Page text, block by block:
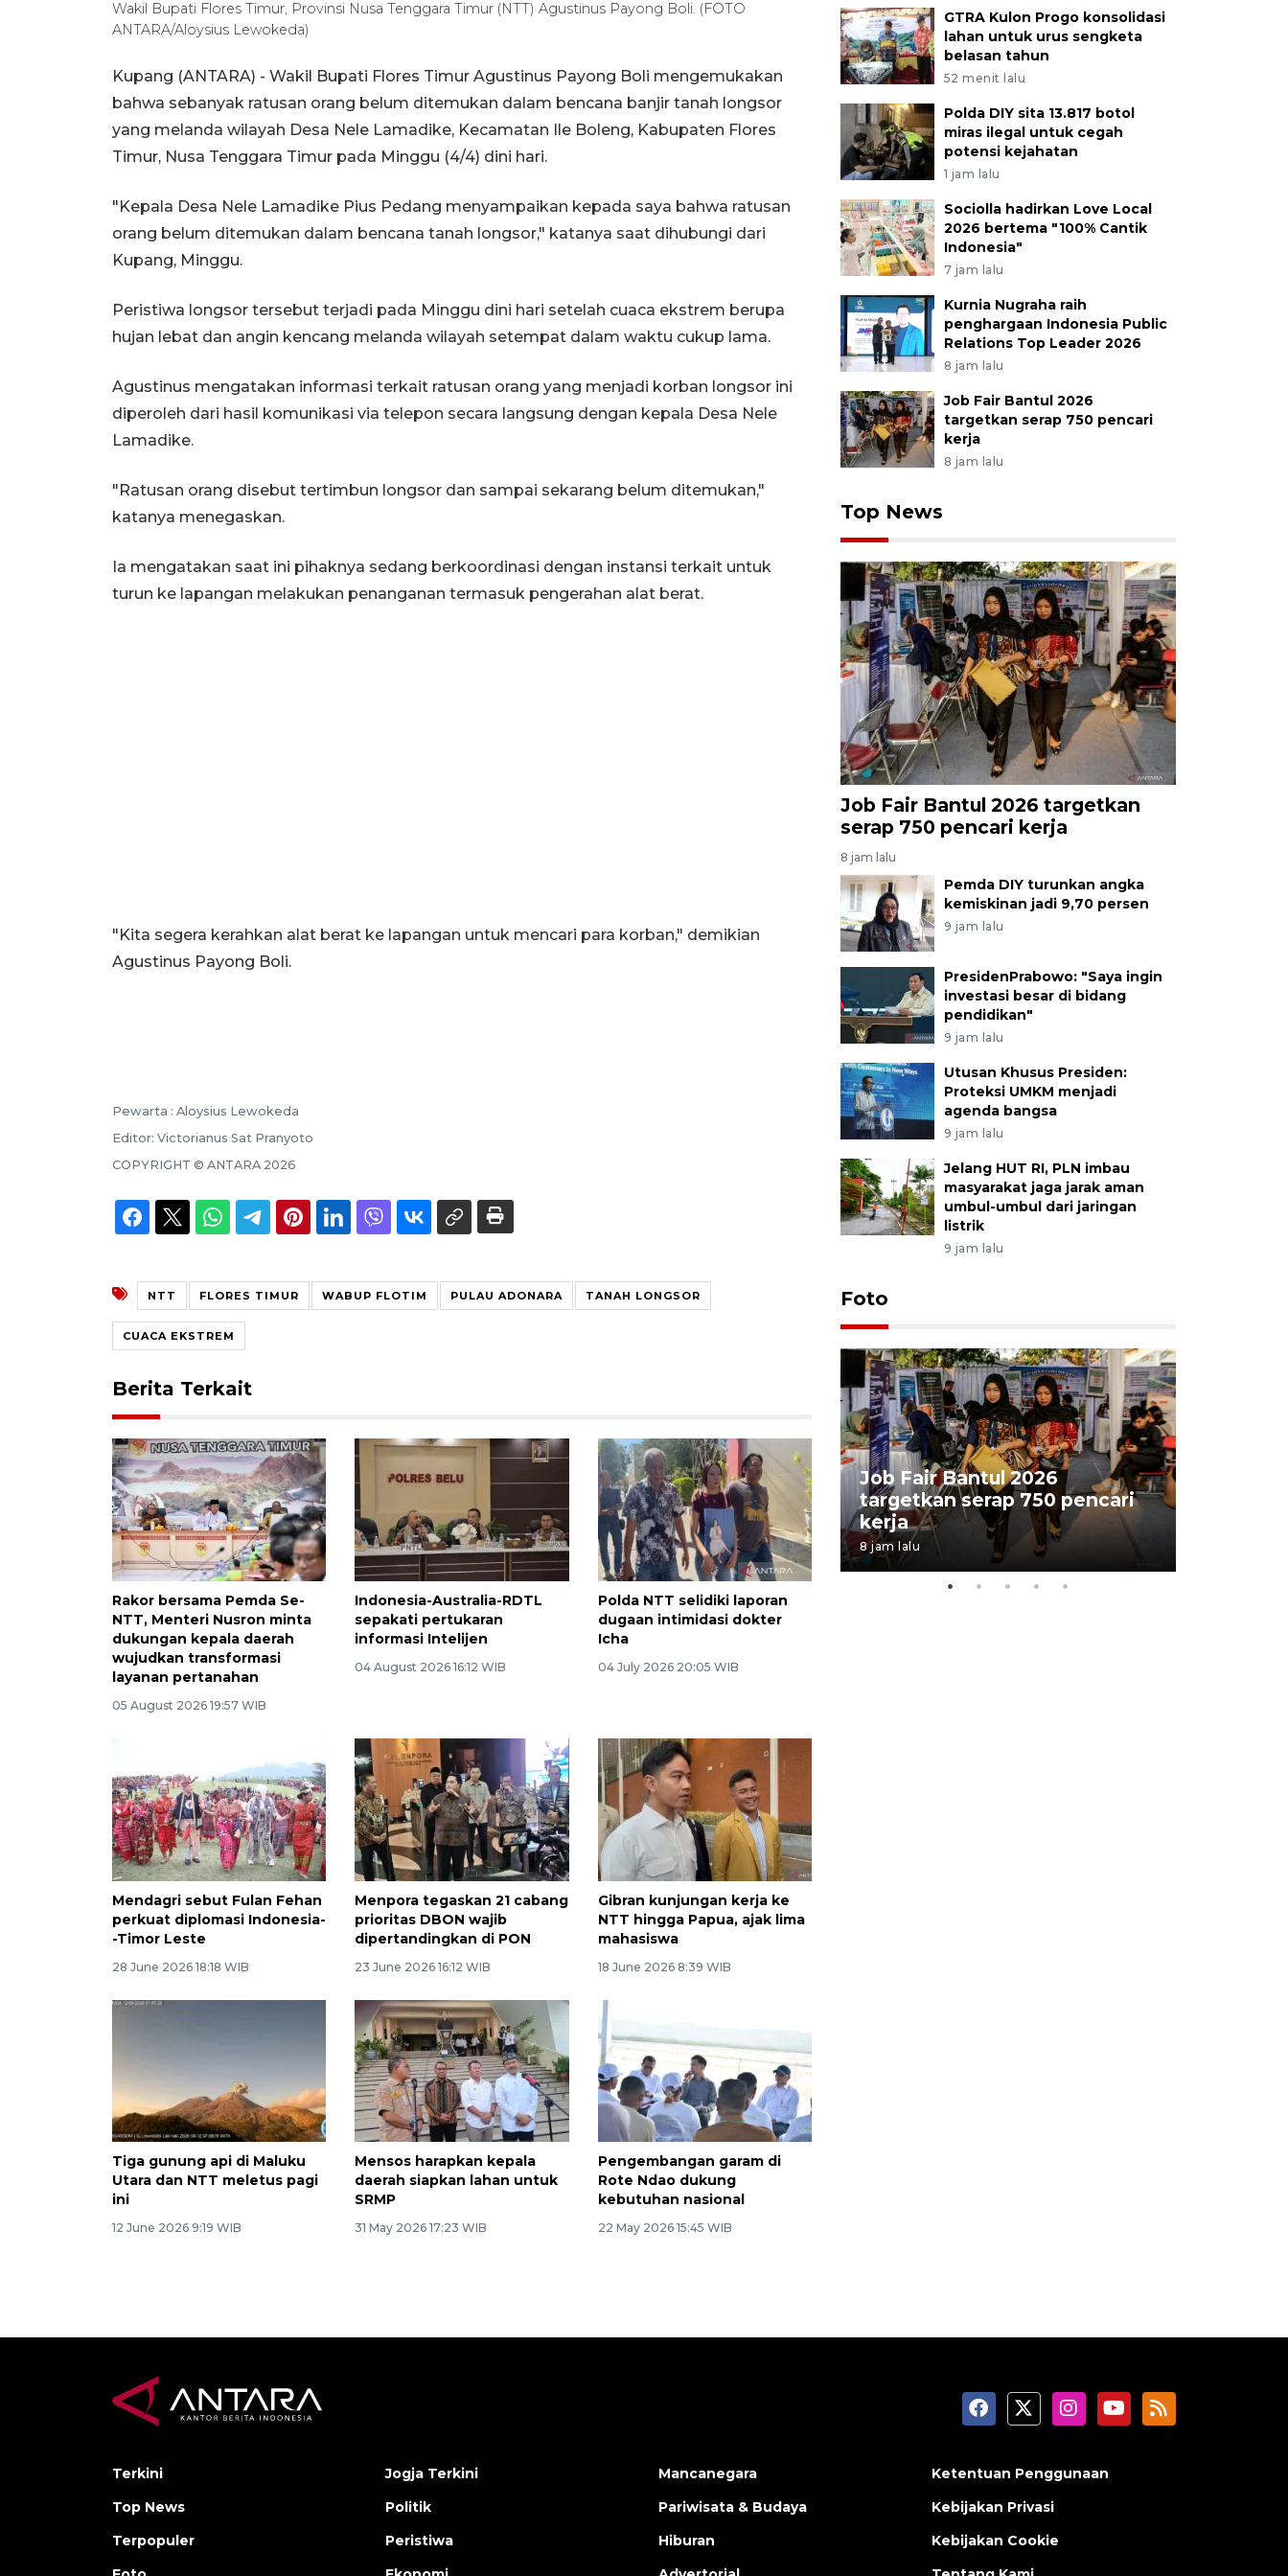
Wakil Bupati Flores Timur, Provinsi Nusa Tenggara Timur (NTT) Agustinus Payong Boli. (FOTO
ANTARA/Aloysius Lewokeda)
Kupang (ANTARA) - Wakil Bupati Flores Timur Agustinus Payong Boli mengemukakan
bahwa sebanyak ratusan orang belum ditemukan dalam bencana banjir tanah longsor
yang melanda wilayah Desa Nele Lamadike, Kecamatan Ile Boleng, Kabupaten Flores
Timur, Nusa Tenggara Timur pada Minggu (4/4) dini hari.
"Kepala Desa Nele Lamadike Pius Pedang menyampaikan kepada saya bahwa ratusan
orang belum ditemukan dalam bencana tanah longsor," katanya saat dihubungi dari
Kupang, Minggu.
Peristiwa longsor tersebut terjadi pada Minggu dini hari setelah cuaca ekstrem berupa
hujan lebat dan angin kencang melanda wilayah setempat dalam waktu cukup lama.
Agustinus mengatakan informasi terkait ratusan orang yang menjadi korban longsor ini
diperoleh dari hasil komunikasi via telepon secara langsung dengan kepala Desa Nele
Lamadike.
"Ratusan orang disebut tertimbun longsor dan sampai sekarang belum ditemukan,"
katanya menegaskan.
Ia mengatakan saat ini pihaknya sedang berkoordinasi dengan instansi terkait untuk
turun ke lapangan melakukan penanganan termasuk pengerahan alat berat.
"Kita segera kerahkan alat berat ke lapangan untuk mencari para korban," demikian
Agustinus Payong Boli.
Pewarta : Aloysius Lewokeda
Editor: Victorianus Sat Pranyoto
COPYRIGHT © ANTARA 2026
NTT FLORES TIMUR WABUP FLOTIM PULAU ADONARA TANAH LONGSOR
CUACA EKSTREM
Berita Terkait
Rakor bersama Pemda Se-
NTT, Menteri Nusron minta
dukungan kepala daerah
wujudkan transformasi
layanan pertanahan
05 August 2026 19:57 WIB
Indonesia-Australia-RDTL
sepakati pertukaran
informasi Intelijen
04 August 2026 16:12 WIB
Polda NTT selidiki laporan
dugaan intimidasi dokter
Icha
04 July 2026 20:05 WIB
Mendagri sebut Fulan Fehan
perkuat diplomasi Indonesia-
-Timor Leste
28 June 2026 18:18 WIB
Menpora tegaskan 21 cabang
prioritas DBON wajib
dipertandingkan di PON
23 June 2026 16:12 WIB
Gibran kunjungan kerja ke
NTT hingga Papua, ajak lima
mahasiswa
18 June 2026 8:39 WIB
Tiga gunung api di Maluku
Utara dan NTT meletus pagi
ini
12 June 2026 9:19 WIB
Mensos harapkan kepala
daerah siapkan lahan untuk
SRMP
31 May 2026 17:23 WIB
Pengembangan garam di
Rote Ndao dukung
kebutuhan nasional
22 May 2026 15:45 WIB
GTRA Kulon Progo konsolidasi
lahan untuk urus sengketa
belasan tahun
52 menit lalu
Polda DIY sita 13.817 botol
miras ilegal untuk cegah
potensi kejahatan
1 jam lalu
Sociolla hadirkan Love Local
2026 bertema "100% Cantik
Indonesia"
7 jam lalu
Kurnia Nugraha raih
penghargaan Indonesia Public
Relations Top Leader 2026
8 jam lalu
Job Fair Bantul 2026
targetkan serap 750 pencari
kerja
8 jam lalu
Top News
Job Fair Bantul 2026 targetkan
serap 750 pencari kerja
8 jam lalu
Pemda DIY turunkan angka
kemiskinan jadi 9,70 persen
9 jam lalu
PresidenPrabowo: "Saya ingin
investasi besar di bidang
pendidikan"
9 jam lalu
Utusan Khusus Presiden:
Proteksi UMKM menjadi
agenda bangsa
9 jam lalu
Jelang HUT RI, PLN imbau
masyarakat jaga jarak aman
umbul-umbul dari jaringan
listrik
9 jam lalu
Foto
Pameran seni rupa karya
seniman neurodivergen
03 August 2026 13:03 WIB
Job Fair Bantul 2026
targetkan serap 750 pencari
kerja
8 jam lalu
Terkini
Top News
Terpopuler
Jogja Terkini
Politik
Peristiwa
Mancanegara
Pariwisata & Budaya
Hiburan
Ketentuan Penggunaan
Kebijakan Privasi
Kebijakan Cookie